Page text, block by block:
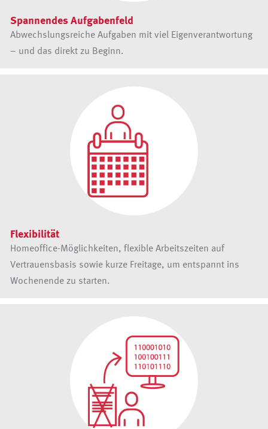
Spannendes Aufgabenfeld
Abwechslungsreiche Aufgaben mit viel Eigenverantwortung
– und das direkt zu Beginn.
Flexibilität
Homeoffice-Möglichkeiten, flexible Arbeitszeiten auf
Vertrauensbasis sowie kurze Freitage, um entspannt ins
Wochenende zu starten.